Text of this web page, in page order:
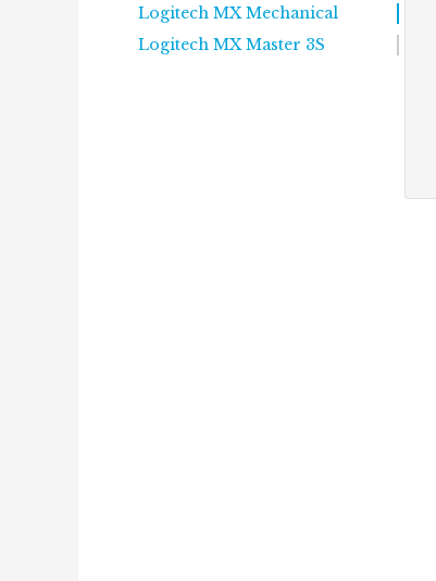
Logitech MX Mechanical
Logitech MX Master 3S